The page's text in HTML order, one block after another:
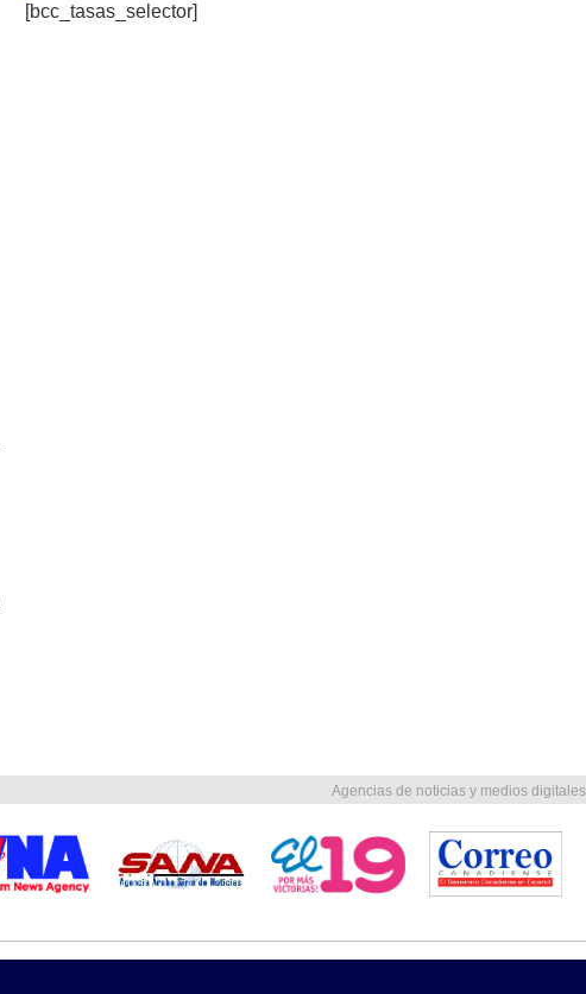
[bcc_tasas_selector]
Agencias de noticias y medios digitales